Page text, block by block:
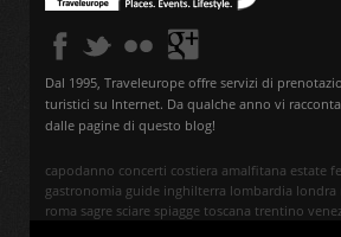
Dal 1995, Traveleurope offre servizi di
turistici su Internet. Da qualche anno vi
dalle pagine di questo blog!
capodanno concerti costiera amalfitana estate
gastronomia guide inghilterra lombardia londra
roma sagre sciare spiagge toscana trentino